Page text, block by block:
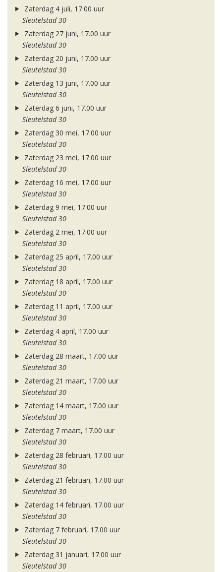
Zaterdag 4 juli, 17.00 uur
Sleutelstad 30
Zaterdag 27 juni, 17.00 uur
Sleutelstad 30
Zaterdag 20 juni, 17.00 uur
Sleutelstad 30
Zaterdag 13 juni, 17.00 uur
Sleutelstad 30
Zaterdag 6 juni, 17.00 uur
Sleutelstad 30
Zaterdag 30 mei, 17.00 uur
Sleutelstad 30
Zaterdag 23 mei, 17.00 uur
Sleutelstad 30
Zaterdag 16 mei, 17.00 uur
Sleutelstad 30
Zaterdag 9 mei, 17.00 uur
Sleutelstad 30
Zaterdag 2 mei, 17.00 uur
Sleutelstad 30
Zaterdag 25 april, 17.00 uur
Sleutelstad 30
Zaterdag 18 april, 17.00 uur
Sleutelstad 30
Zaterdag 11 april, 17.00 uur
Sleutelstad 30
Zaterdag 4 april, 17.00 uur
Sleutelstad 30
Zaterdag 28 maart, 17.00 uur
Sleutelstad 30
Zaterdag 21 maart, 17.00 uur
Sleutelstad 30
Zaterdag 14 maart, 17.00 uur
Sleutelstad 30
Zaterdag 7 maart, 17.00 uur
Sleutelstad 30
Zaterdag 28 februari, 17.00 uur
Sleutelstad 30
Zaterdag 21 februari, 17.00 uur
Sleutelstad 30
Zaterdag 14 februari, 17.00 uur
Sleutelstad 30
Zaterdag 7 februari, 17.00 uur
Sleutelstad 30
Zaterdag 31 januari, 17.00 uur
Sleutelstad 30